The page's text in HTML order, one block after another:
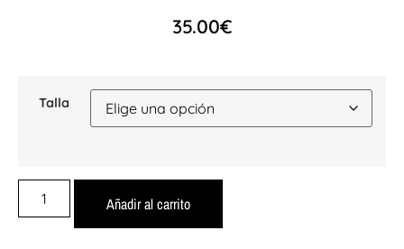
35.00€
Talla
Añadir al carrito